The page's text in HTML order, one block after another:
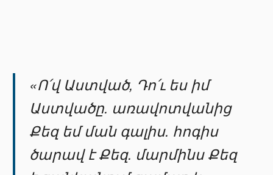
«Ո՛վ Աստված, Դո՛ւ ես իմ
Աստվածը. առավոտվանից
Քեզ եմ ման գալիս. հոգիս
ծարավ է Քեզ. մարմինս Քեզ